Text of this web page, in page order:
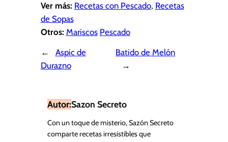
Ver más: Recetas con Pescado, Recetas
de Sopas
Otros: Mariscos Pescado
←
Aspic de
Durazno
Batido de Melón
→
Autor:Sazon Secreto
Con un toque de misterio, Sazón Secreto
comparte recetas irresistibles que